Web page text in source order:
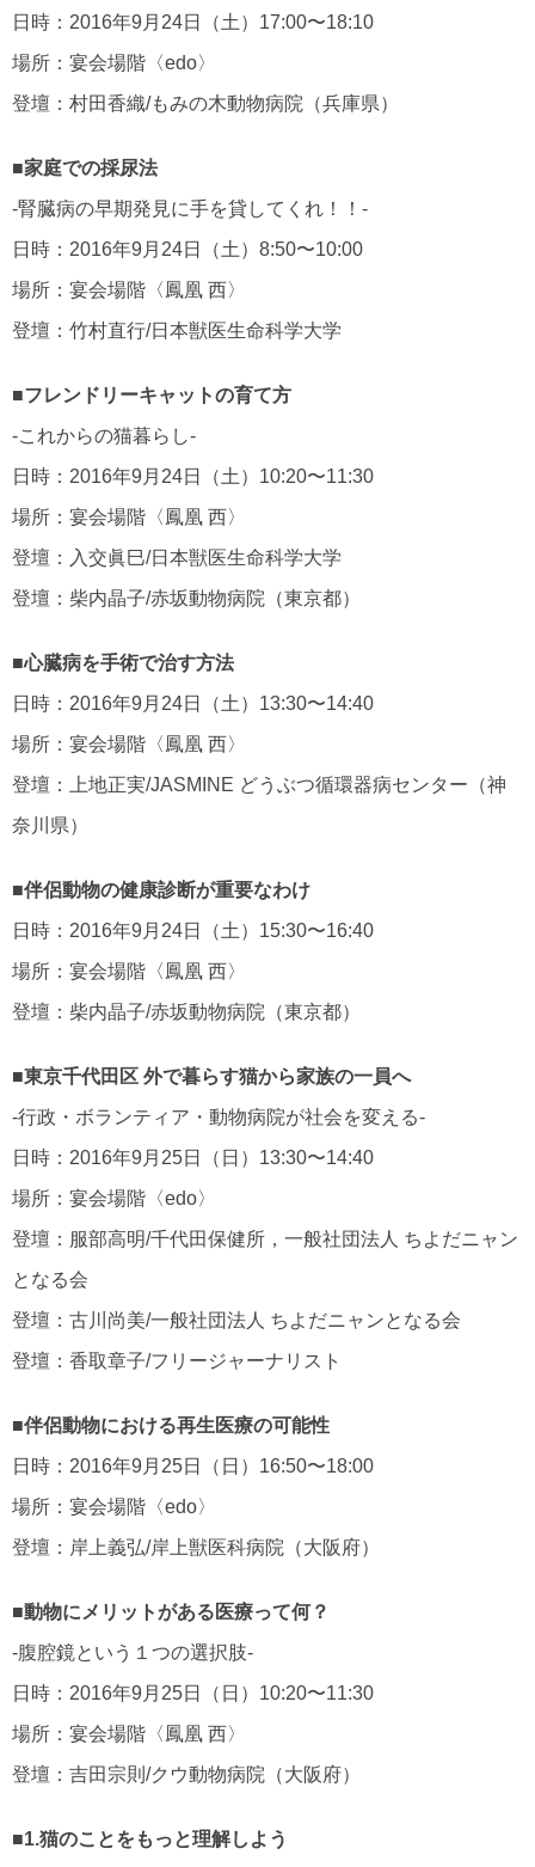
日時：2016年9月24日（土）17:00〜18:10
場所：宴会場階〈edo〉
登壇：村田香織/もみの木動物病院（兵庫県）
■家庭での採尿法
‐腎臓病の早期発見に手を貸してくれ！！‐
日時：2016年9月24日（土）8:50〜10:00
場所：宴会場階〈鳳凰 西〉
登壇：竹村直行/日本獣医生命科学大学
■フレンドリーキャットの育て方
‐これからの猫暮らし‐
日時：2016年9月24日（土）10:20〜11:30
場所：宴会場階〈鳳凰 西〉
登壇：入交眞巳/日本獣医生命科学大学
登壇：柴内晶子/赤坂動物病院（東京都）
■心臓病を手術で治す方法
日時：2016年9月24日（土）13:30〜14:40
場所：宴会場階〈鳳凰 西〉
登壇：上地正実/JASMINE どうぶつ循環器病センター（神
奈川県）
■伴侶動物の健康診断が重要なわけ
日時：2016年9月24日（土）15:30〜16:40
場所：宴会場階〈鳳凰 西〉
登壇：柴内晶子/赤坂動物病院（東京都）
■東京千代田区 外で暮らす猫から家族の一員へ
‐行政・ボランティア・動物病院が社会を変える‐
日時：2016年9月25日（日）13:30〜14:40
場所：宴会場階〈edo〉
登壇：服部高明/千代田保健所，一般社団法人 ちよだニャン
となる会
登壇：古川尚美/一般社団法人 ちよだニャンとなる会
登壇：香取章子/フリージャーナリスト
■伴侶動物における再生医療の可能性
日時：2016年9月25日（日）16:50〜18:00
場所：宴会場階〈edo〉
登壇：岸上義弘/岸上獣医科病院（大阪府）
■動物にメリットがある医療って何？
‐腹腔鏡という１つの選択肢‐
日時：2016年9月25日（日）10:20〜11:30
場所：宴会場階〈鳳凰 西〉
登壇：吉田宗則/クウ動物病院（大阪府）
■1.猫のことをもっと理解しよう